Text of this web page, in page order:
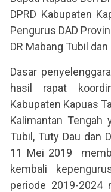
DPRD Kabupaten
Pengurus DAD
DR Mabang Tubil
Dasar
hasil rapat
Kabupaten Kapuas
Kalimantan Tengah
Tubil, Tuty Dau dan
11 Mei 2019
kembali
periode 2019-2024